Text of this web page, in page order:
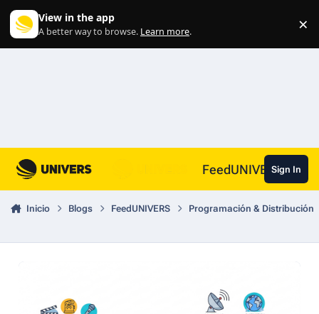
View in the app
A better way to browse. Learn more. ×
FeedUNIVERSSign In
Inicio Blogs FeedUNIVERS Programación & Distribución